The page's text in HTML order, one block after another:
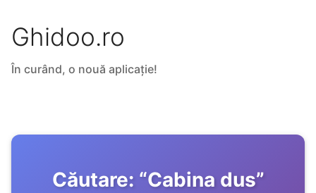
Ghidoo.ro
În curând, o nouă aplicație!
Căutare: “Cabina dus”